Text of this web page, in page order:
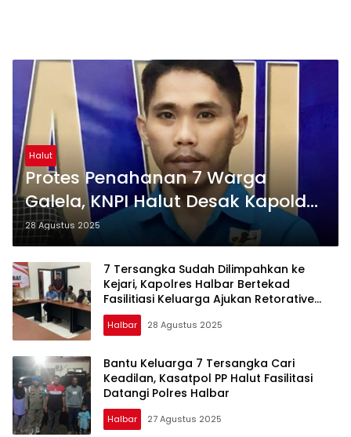
Halut
Protes Penahanan 7 Warga
Galela, KNPI Halut Desak Kapolda
Copot Kapolres Halut dan Halbar
28 Agustus 2025
7 Tersangka Sudah Dilimpahkan ke
Kejari, Kapolres Halbar Bertekad
Fasilitiasi Keluarga Ajukan Retorative
Justice
Halbar 28 Agustus 2025
Bantu Keluarga 7 Tersangka Cari
Keadilan, Kasatpol PP Halut Fasilitasi
Datangi Polres Halbar
Halbar 27 Agustus 2025